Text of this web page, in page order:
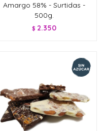
Amargo 58% - Surtidas -
500g.
$ 2.350